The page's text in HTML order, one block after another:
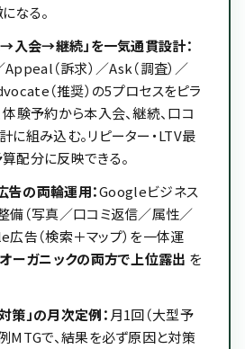
なる。
入会→継続」を一気通貫設計：
（訴求）／Ask（調査）／
（推奨）の5プロセスをピラ
体験予約から本入会、継続、口コ
に組み込む。リピーター・LTV最
配分に反映できる。
告の両輪運用：Googleビジネス
備（写真／口コミ返信／属性／
広告（検索＋マップ）を一体運
ーガニックの両方で上位露出 を
」の月次定例： 月1回（大型予
MTGで、結果を必ず原因と対策